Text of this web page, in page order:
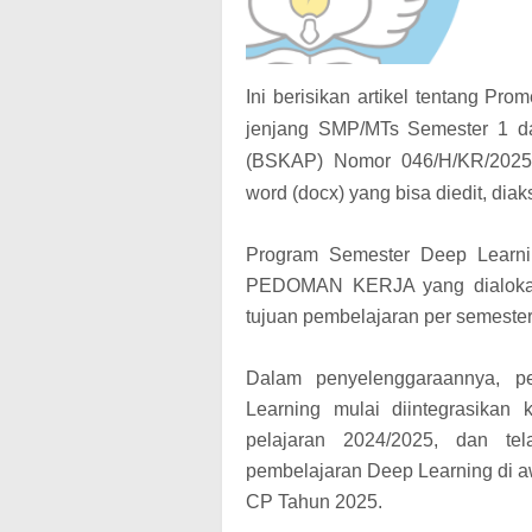
Ini berisikan artikel tentang
jenjang SMP/MTs Semester 1
(BSKAP) Nomor 046/H/KR/
word (docx) yang bisa diedit,
Program Semester Deep
PEDOMAN KERJA yang
tujuan pembelajaran per
Dalam penyelenggaraannya,
Learning mulai
pelajaran 2024/2025, dan
pembelajaran Deep Learning di
CP Tahun 2025.